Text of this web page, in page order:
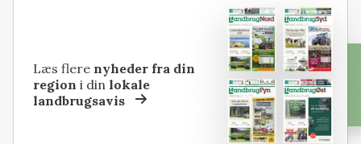
Læs flere nyheder fra din
region i dinlokale
landbrugsavis